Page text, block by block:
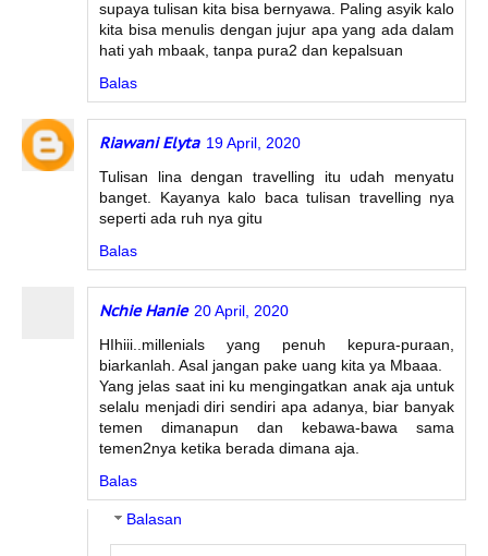
supaya tulisan kita bisa bernyawa. Paling asyik kalo
kita bisa menulis dengan jujur apa yang ada dalam
hati yah mbaak, tanpa pura2 dan kepalsuan
Balas
Riawani Elyta 19 April, 2020
Tulisan lina dengan travelling itu udah menyatu
banget. Kayanya kalo baca tulisan travelling nya
seperti ada ruh nya gitu
Balas
Nchie Hanie 20 April, 2020
HIhiii..millenials yang penuh kepura-puraan,
biarkanlah. Asal jangan pake uang kita ya Mbaaa.
Yang jelas saat ini ku mengingatkan anak aja untuk
selalu menjadi diri sendiri apa adanya, biar banyak
temen dimanapun dan kebawa-bawa sama
temen2nya ketika berada dimana aja.
Balas
Balasan